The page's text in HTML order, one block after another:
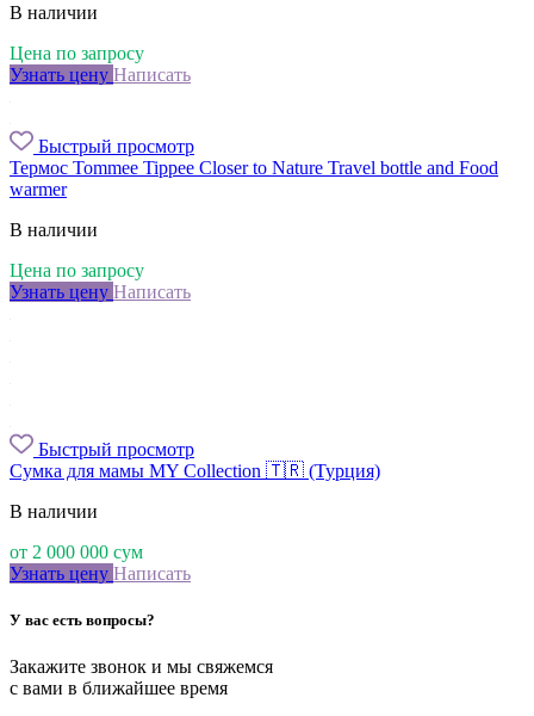
В наличии
Цена по запросу
Узнать цену Написать
Быстрый просмотр
Термос Tommee Tippee Closer to Nature Travel bottle and Food
warmer
В наличии
Цена по запросу
Узнать цену Написать
Быстрый просмотр
Сумка для мамы MY Collection 🇹🇷 (Турция)
В наличии
от 2 000 000 сум
Узнать цену Написать
У вас есть вопросы?
Закажите звонок и мы свяжемся
с вами в ближайшее время